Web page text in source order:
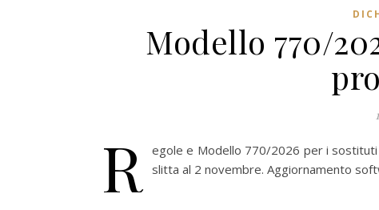
Modello 770/
R egole e Modello 770/2026 per i
slitta al 2 novembre. Aggiornamento